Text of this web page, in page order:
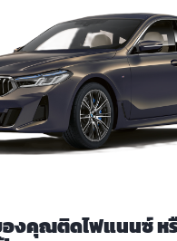
องคุณติดไฟแนนซ์ ห